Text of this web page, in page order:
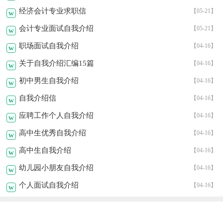
w 【05-21】
经济会计专业求职信
w 【05-21】
会计专业面试自我介绍
w 【04-16】
职场面试自我介绍
w 【04-16】
关于自我介绍汇编15篇
w 【04-16】
初中男生自我介绍
w 【04-16】
自我介绍信
w 【04-16】
应聘工作个人自我介绍
w 【04-16】
高中生优秀自我介绍
w 【04-16】
高中生自我介绍
w 【04-16】
幼儿园小朋友自我介绍
w 【04-16】
个人面试自我介绍